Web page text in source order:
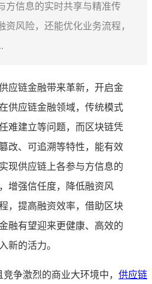
方信息的实时共享与精准传
风险，还能优化业务流程，
应链金融带来革新，开启金
供应链金融领域，传统模式
难建立等问题，而区块链凭
改、可追溯等特性，能有效
现供应链上各参与方信息的
增强信任度，降低融资风
，提高融资效率，借助区块
融有望迎来更健康、高效的
新的活力。
争激烈的商业大环境中， 供应链